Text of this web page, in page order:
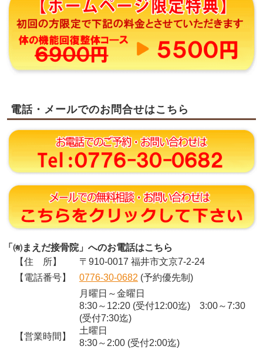
電話・メールでのお問合せはこちら
「㈲まえだ接骨院」へのお電話はこちら
【住 所】
〒910-0017 福井市文京7-2-24
【電話番号】
0776-30-0682 (予約優先制)
【営業時間】
月曜日～金曜日
8:30～12:20 (受付12:00迄) 3:00～7:30
(受付7:30迄)
土曜日
8:30～2:00 (受付2:00迄)